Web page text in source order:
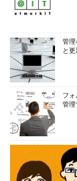
管理
と
フ
管理